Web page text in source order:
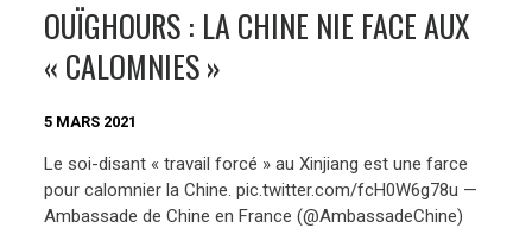
OUÏGHOURS : LA CHINE NIE FACE AUX
« CALOMNIES »
5 MARS 2021
Le soi-disant « travail forcé » au Xinjiang est une farce
pour calomnier la Chine. pic.twitter.com/fcH0W6g78u —
Ambassade de Chine en France (@AmbassadeChine)